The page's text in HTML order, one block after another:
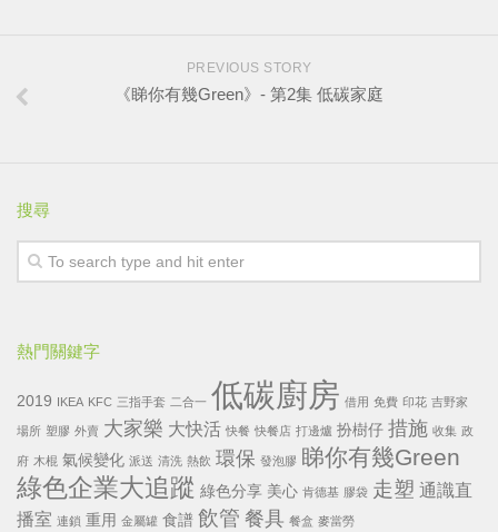
PREVIOUS STORY
《睇你有幾Green》- 第2集 低碳家庭
搜尋
熱門關鍵字
2019 IKEA KFC 三指手套 二合一 低碳廚房 借用 免費 印花 吉野家
場所 塑膠 外賣 大家樂 大快活 快餐 快餐店 打邊爐 扮樹仔 措施 收集 政
府 木棍 氣候變化 派送 清洗 熱飲 環保 發泡膠 睇你有幾Green
綠色企業大追蹤 綠色分享 美心 肯德基 膠袋 走塑 通識直
播室 連鎖 重用 金屬罐 食譜 飲管 餐具 餐盒 麥當勞